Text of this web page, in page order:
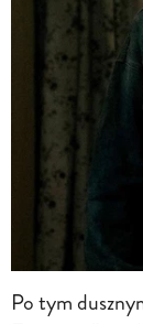
Po tym